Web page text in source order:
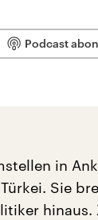
Podcast
in
Sie